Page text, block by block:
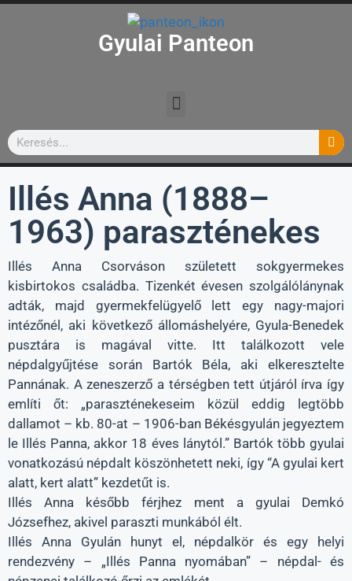
Gyulai Panteon
Illés Anna (1888–
1963) paraszténekes
Illés Anna Csorváson született sokgyermekes
kisbirtokos családba. Tizenkét évesen szolgálólánynak
adták, majd gyermekfelügyelő lett egy nagy-majori
intézőnél, aki következő állomáshelyére, Gyula-Benedek
pusztára is magával vitte. Itt találkozott vele
népdalgyűjtése során Bartók Béla, aki elkeresztelte
Pannának. A zeneszerző a térségben tett útjáról írva így
említi őt: „paraszténekeseim közül eddig legtöbb
dallamot – kb. 80-at – 1906-ban Békésgyulán jegyeztem
le Illés Panna, akkor 18 éves lánytól.” Bartók több gyulai
vonatkozású népdalt köszönhetett neki, így “A gyulai kert
alatt, kert alatt” kezdetűt is.
Illés Anna később férjhez ment a gyulai Demkó
Józsefhez, akivel paraszti munkából élt.
Illés Anna Gyulán hunyt el, népdalkör és egy helyi
rendezvény – „Illés Panna nyomában” – népdal- és